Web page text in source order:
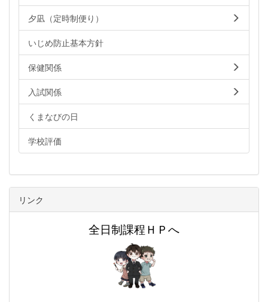
夕凪（定時制便り）
いじめ防止基本方針
保健関係
入試関係
くまなびの日
学校評価
リンク
全日制課程ＨＰへ